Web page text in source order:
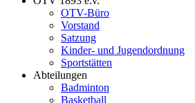
OTV-Büro
Vorstand
Satzung
Kinder- und Jugendordnung
Sportstätten
Abteilungen
Badminton
Basketball